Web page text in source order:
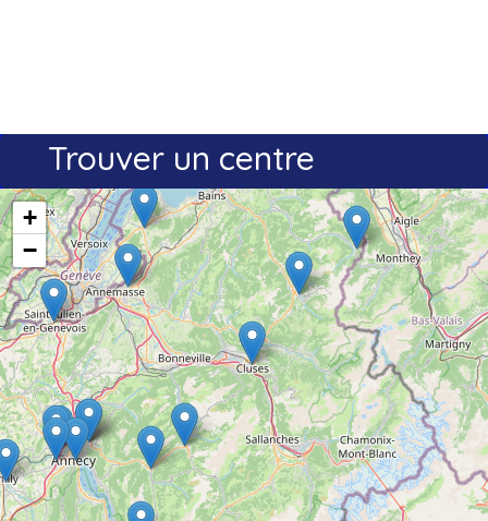
Trouver un centre
+
−